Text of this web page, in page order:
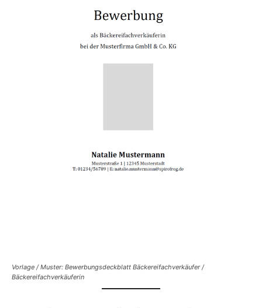
Vorlage / Muster: Bewerbungsdeckblatt Bäckereifachverkäufer /
Bäckereifachverkäuferin